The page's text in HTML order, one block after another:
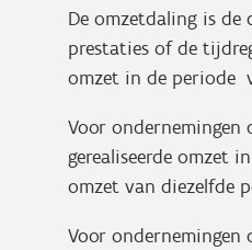
De omzetdaling is de
prestaties of de
omzet in de periode
Voor
gerealiseerde omzet
omzet van diezelfde
Voor ondernemingen